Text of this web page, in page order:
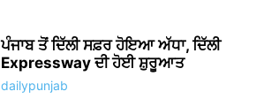
ਪੰਜਾਬ ਤੋਂ ਦਿੱਲੀ ਸਫ਼ਰ ਹੋਇਆ ਅੱਧਾ, ਦਿੱਲੀ
Expressway ਦੀ ਹੋਈ ਸ਼ੁਰੂਆਤ
dailypunjab